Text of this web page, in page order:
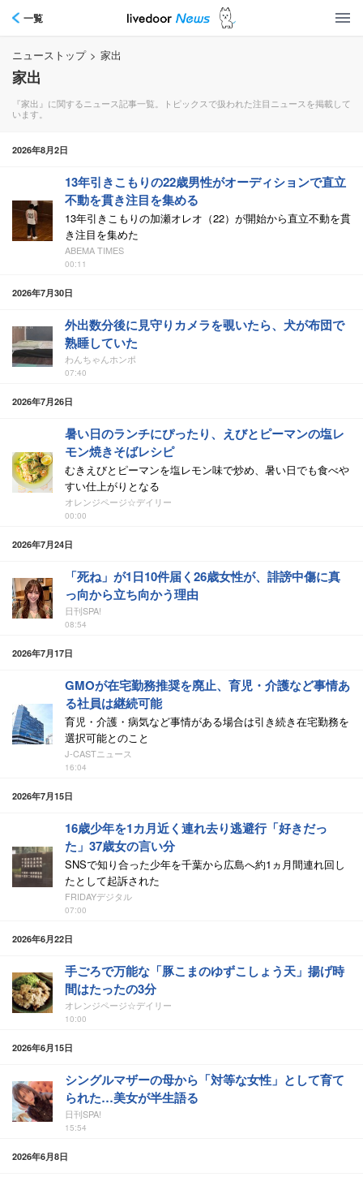
一覧
ニューストップ > 家出
家出
『家出』に関するニュース記事一覧。トピックスで扱われた注目ニュースを掲載して
います。
2026年8月2日
13年引きこもりの22歳男性がオーディションで直立
不動を貫き注目を集める
13年引きこもりの加瀬オレオ（22）が開始から直立不動を貫
き注目を集めた
ABEMA TIMES
00:11
2026年7月30日
外出数分後に見守りカメラを覗いたら、犬が布団で
熟睡していた
わんちゃんホンポ
07:40
2026年7月26日
暑い日のランチにぴったり、えびとピーマンの塩レ
モン焼きそばレシピ
むきえびとピーマンを塩レモン味で炒め、暑い日でも食べや
すい仕上がりとなる
オレンジページ☆デイリー
00:00
2026年7月24日
「死ね」が1日10件届く26歳女性が、誹謗中傷に真
っ向から立ち向かう理由
日刊SPA!
08:54
2026年7月17日
GMOが在宅勤務推奨を廃止、育児・介護など事情あ
る社員は継続可能
育児・介護・病気など事情がある場合は引き続き在宅勤務を
選択可能とのこと
J-CASTニュース
16:04
2026年7月15日
16歳少年を1カ月近く連れ去り逃避行「好きだっ
た」37歳女の言い分
SNSで知り合った少年を千葉から広島へ約1ヵ月間連れ回し
たとして起訴された
FRIDAYデジタル
07:00
2026年6月22日
手ごろで万能な「豚こまのゆずこしょう天」揚げ時
間はたったの3分
オレンジページ☆デイリー
10:00
2026年6月15日
シングルマザーの母から「対等な女性」として育て
られた…美女が半生語る
日刊SPA!
15:54
2026年6月8日